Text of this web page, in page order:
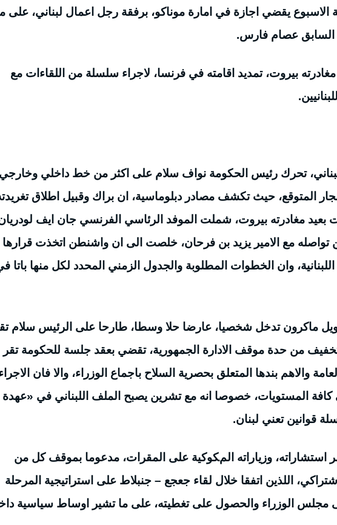
الاسبوع يقضي اجازة في امارة موناكو، برفقة رجل اعمال لبناني، على
السابق عصام فارس.
بيروت، تمديد اقامته في فرنسا، لاجراء سلسلة من اللقاءات مع
تحرك رئيس الحكومة نواف سلام على اكثر من خط داخلي
المتوقع، حيث تكشف مصادر دبلوماسية، ان براك وقبيل اطلاق
مغادرته بيروت، شملت الموفد الرئاسي الفرنسي جان ايف
تواصله مع الامير يزيد بن فرحان، خلصت الى ان واشنطن اتخذت قرارها
وان الخطوات المطلوبة والجدول الزمني المحدد لكل منها باتا
ماكرون تدخل شخصيا، عارضا حلا وسطا، طارحا على الرئيس سلام
من حدة موقف الادارة الجمهورية، تقضي بعقد جلسة للحكومة تقر
العامة والاهم بندها المتعلق بحصرية السلاح باجماع الوزراء، والا فان
المستويات، خصوصا انه مع تشرين يصبح الملف اللبناني في «عهدة
قوانين تعني لبنان.
استشاراته، وزياراته المكوكية على المقرات، مدعوما بموقف كل من
اللذين اتفقا خلال لقاء جعجع – جنبلاط على استراتيجية المرحلة
مجلس الوزراء والحصول على تغطيته، على ما تشير اوساط سياسية